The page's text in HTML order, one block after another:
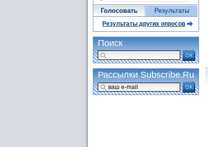
Голосовать Результаты
Результаты других опросов
Поиск
ОК
Рассылки Subscribe.Ru
ОК